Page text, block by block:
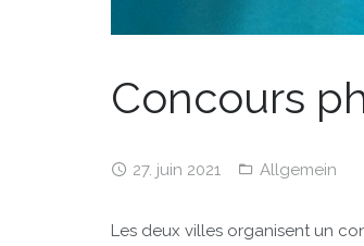
Concours
27. juin 2021 Allgemein
Les deux villes organisent un